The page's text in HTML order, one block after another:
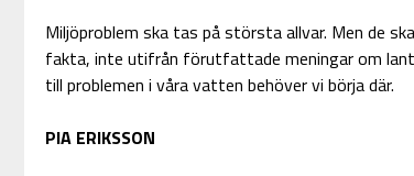
Miljöproblem ska tas på största allvar. Men de
fakta, inte utifrån förutfattade meningar om
till problemen i våra vatten behöver vi börja där.
PIA ERIKSSON